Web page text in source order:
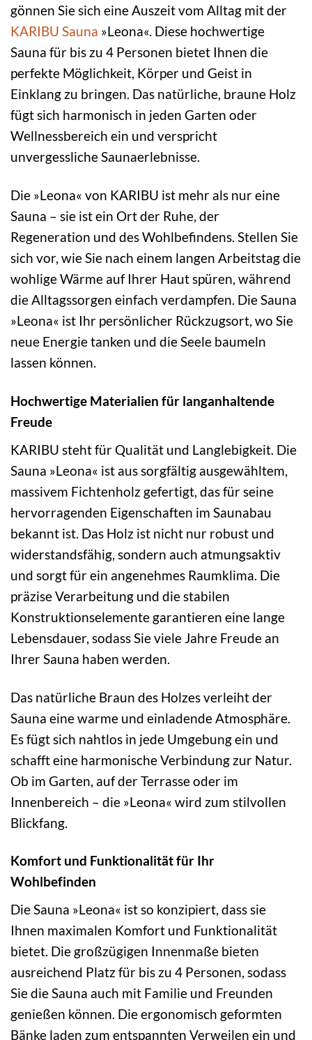
gönnen Sie sich eine Auszeit vom Alltag mit der
KARIBU Sauna »Leona«. Diese hochwertige
Sauna für bis zu 4 Personen bietet Ihnen die
perfekte Möglichkeit, Körper und Geist in
Einklang zu bringen. Das natürliche, braune Holz
fügt sich harmonisch in jeden Garten oder
Wellnessbereich ein und verspricht
unvergessliche Saunaerlebnisse.
Die »Leona« von KARIBU ist mehr als nur eine
Sauna – sie ist ein Ort der Ruhe, der
Regeneration und des Wohlbefindens. Stellen Sie
sich vor, wie Sie nach einem langen Arbeitstag die
wohlige Wärme auf Ihrer Haut spüren, während
die Alltagssorgen einfach verdampfen. Die Sauna
»Leona« ist Ihr persönlicher Rückzugsort, wo Sie
neue Energie tanken und die Seele baumeln
lassen können.
Hochwertige Materialien für langanhaltende
Freude
KARIBU steht für Qualität und Langlebigkeit. Die
Sauna »Leona« ist aus sorgfältig ausgewähltem,
massivem Fichtenholz gefertigt, das für seine
hervorragenden Eigenschaften im Saunabau
bekannt ist. Das Holz ist nicht nur robust und
widerstandsfähig, sondern auch atmungsaktiv
und sorgt für ein angenehmes Raumklima. Die
präzise Verarbeitung und die stabilen
Konstruktionselemente garantieren eine lange
Lebensdauer, sodass Sie viele Jahre Freude an
Ihrer Sauna haben werden.
Das natürliche Braun des Holzes verleiht der
Sauna eine warme und einladende Atmosphäre.
Es fügt sich nahtlos in jede Umgebung ein und
schafft eine harmonische Verbindung zur Natur.
Ob im Garten, auf der Terrasse oder im
Innenbereich – die »Leona« wird zum stilvollen
Blickfang.
Komfort und Funktionalität für Ihr
Wohlbefinden
Die Sauna »Leona« ist so konzipiert, dass sie
Ihnen maximalen Komfort und Funktionalität
bietet. Die großzügigen Innenmaße bieten
ausreichend Platz für bis zu 4 Personen, sodass
Sie die Sauna auch mit Familie und Freunden
genießen können. Die ergonomisch geformten
Bänke laden zum entspannten Verweilen ein und